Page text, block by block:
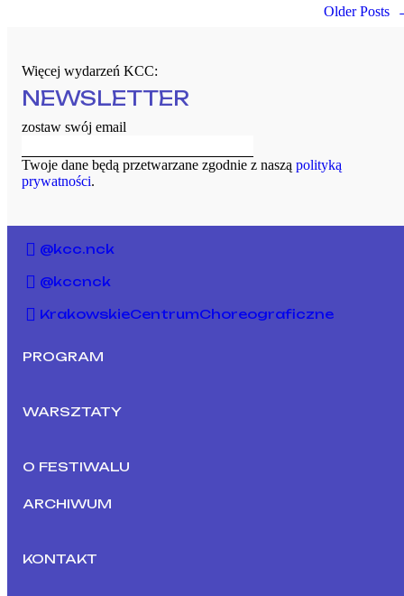
Older Posts
Więcej wydarzeń KCC:
NEWSLETTER
zostaw swój email
Twoje dane będą przetwarzane zgodnie z naszą polityką
prywatności.
PROGRAM
WARSZTATY
O FESTIWALU
ARCHIWUM
KONTAKT
@kcc.nck
@kccnck
KrakowskieCentrumChoreograficzne